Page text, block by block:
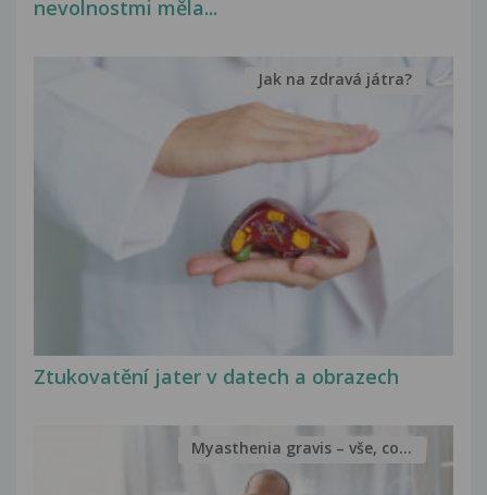
nevolnostmi měla...
Ztukovatění jater v datech a obrazech
Jak na zdravá játra?
Myasthenia gravis – vše, co...